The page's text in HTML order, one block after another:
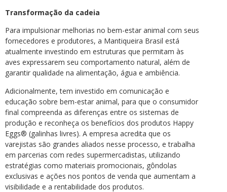
Transformação da cadeia
Para impulsionar melhorias no bem-estar animal com seus
fornecedores e produtores, a Mantiqueira Brasil está
atualmente investindo em estruturas que permitam às
aves expressarem seu comportamento natural, além de
garantir qualidade na alimentação, água e ambiência.
Adicionalmente, tem investido em comunicação e
educação sobre bem-estar animal, para que o consumidor
final compreenda as diferenças entre os sistemas de
produção e reconheça os benefícios dos produtos Happy
Eggs® (galinhas livres). A empresa acredita que os
varejistas são grandes aliados nesse processo, e trabalha
em parcerias com redes supermercadistas, utilizando
estratégias como materiais promocionais, gôndolas
exclusivas e ações nos pontos de venda que aumentam a
visibilidade e a rentabilidade dos produtos.